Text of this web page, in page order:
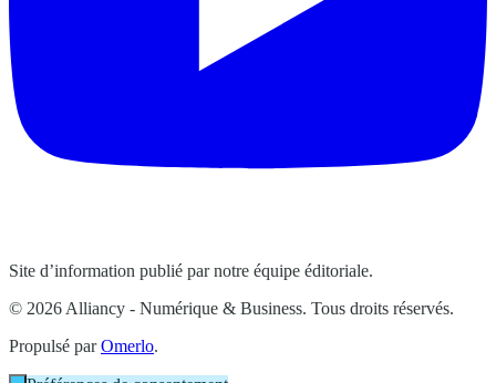
Site d’information publié par notre équipe éditoriale.
© 2026 Alliancy - Numérique & Business. Tous droits réservés.
Propulsé parOmerlo.